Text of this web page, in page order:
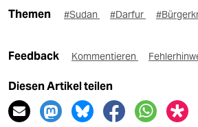
Themen #Sudan #Darfur
Feedback Kommentieren
Diesen Artikel teilen